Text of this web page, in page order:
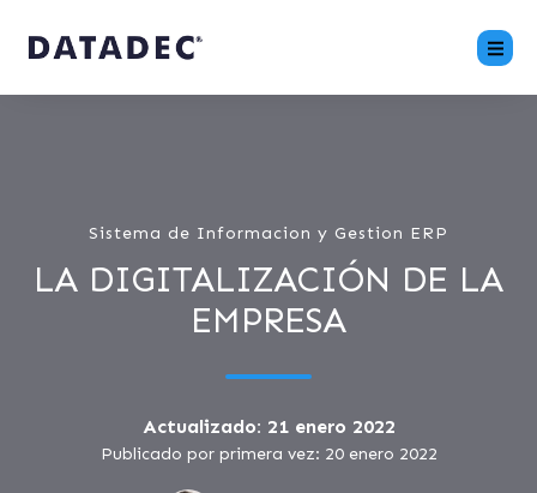
Sistema de Informacion y Gestion ERP
LA DIGITALIZACIÓN DE LA
EMPRESA
Actualizado: 21 enero 2022
Publicado por primera vez: 20 enero 2022